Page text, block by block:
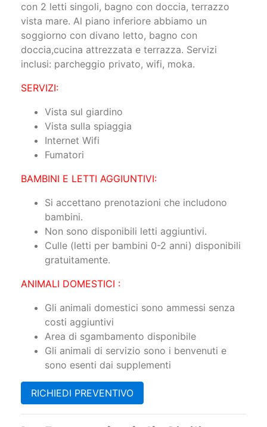
con 2 letti singoli, bagno con doccia, terrazzo
vista mare. Al piano inferiore abbiamo un
soggiorno con divano letto, bagno con
doccia,cucina attrezzata e terrazza. Servizi
inclusi: parcheggio privato, wifi, moka.
SERVIZI:
Vista sul giardino
Vista sulla spiaggia
Internet Wifi
Fumatori
BAMBINI E LETTI AGGIUNTIVI:
Si accettano prenotazioni che includono
bambini.
Non sono disponibili letti aggiuntivi.
Culle (letti per bambini 0-2 anni) disponibili
gratuitamente.
​ANIMALI DOMESTICI :
Gli animali domestici sono ammessi senza
costi aggiuntivi
Area di sgambamento disponibile
Gli animali di servizio sono i benvenuti e
sono esenti dai supplementi
RICHIEDI PREVENTIVO